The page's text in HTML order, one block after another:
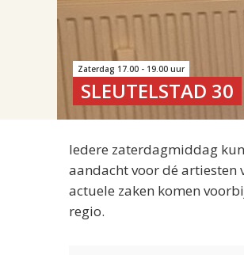
Zaterdag 17.00 - 19.00 uur
SLEUTELSTAD 30
Iedere zaterdagmiddag
aandacht voor dé artiesten
actuele zaken komen
regio.